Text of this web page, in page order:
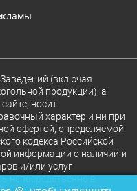
(включая
продукции), а
носит
характер и ни при
офертой, определяемой
кодекса Российской
информации о наличии и
и/или услуг
непосредственно в